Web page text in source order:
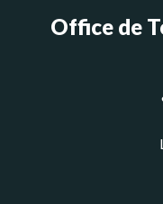
Office de